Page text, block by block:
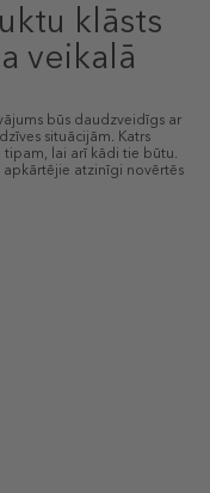
klāsts
veikalā
būs daudzveidīgs ar
situācijām. Katrs
tipam, lai arī kādi tie būtu.
apkārtējie atzinīgi novērtēs